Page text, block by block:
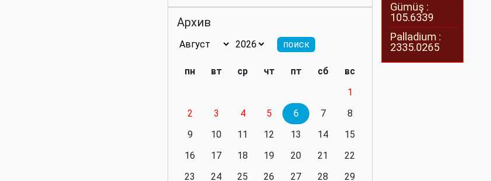
значимость региона
нейтралитета больше не будет
11 Март 16:36
Политика
президенту приходится все
делать самому
Архив
пн вт ср чт пт сб
вс
1
2
3 4 5 6 7
8
9
10 11 12 13 14
15
16
17 18 19 20 21
22
23
24 25 26 27 28
29
Gümüş :
105.6339
Palladium :
2335.0265